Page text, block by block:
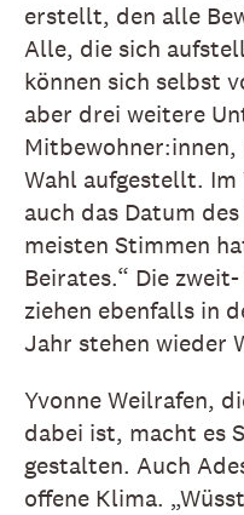
erstellt, den alle
Alle, die sich
können sich selbst
aber drei weitere
Wahl aufgestellt.
auch das Datum
meisten Stimmen
Beirates.“ Die
ziehen ebenfalls in
Jahr stehen wieder
Yvonne Weilrafen,
dabei ist, macht es
gestalten. Auch
offene Klima.